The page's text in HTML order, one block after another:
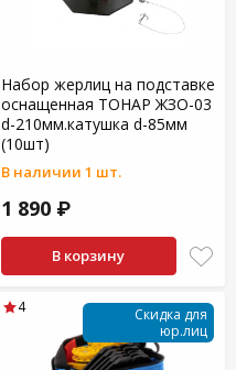
Набор жерлиц на подставке
оснащенная ТОНАР ЖЗО-03
d-210мм.катушка d-85мм
(10шт)
В наличии 1 шт.
1 890 ₽
В корзину
Скидка для
юр.лиц
4